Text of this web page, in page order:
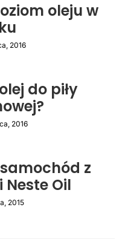
oleju w
2016
do piły
2016
z
Oil
2015